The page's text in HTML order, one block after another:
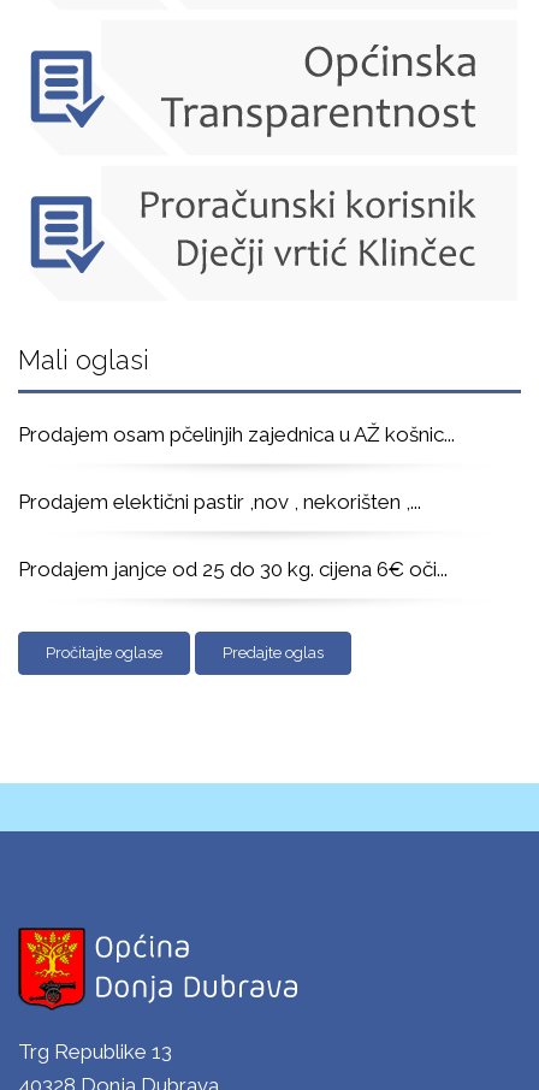
Mali oglasi
Prodajem osam pčelinjih zajednica u AŽ košnic...
Prodajem elektični pastir ,nov , nekorišten ,...
Prodajem janjce od 25 do 30 kg. cijena 6€ oči...
Pročitajte oglase Predajte oglas
Trg Republike 13